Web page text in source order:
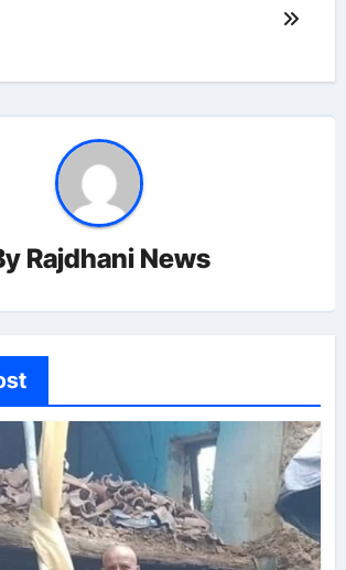
Rajdhani News